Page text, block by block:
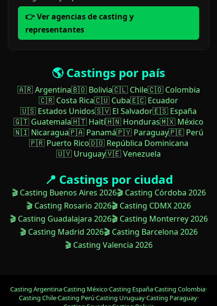
👉 Ver agencias de casting y
representantes
🌎 Castings por país
🇦🇷 Argentina🇧🇴 Bolivia🇨🇱 Chile🇨🇴 Colombia
🇨🇷 Costa Rica🇨🇺 Cuba🇪🇨 Ecuador
🇺🇸 Estados Unidos🇸🇻 El Salvador🇪🇸 España
🇬🇹 Guatemala🇭🇹 Haití🇭🇳 Honduras🇲🇽 México
🇳🇮 Nicaragua🇵🇦 Panamá🇵🇾 Paraguay🇵🇪 Perú
🇵🇷 Puerto Rico🇩🇴 República Dominicana
🇺🇾 Uruguay🇻🇪 Venezuela
📍 Castings por ciudad
🎬 Casting Buenos Aires 2026🎬 Casting Córdoba 2026
🎬 Casting Rosario 2026🎬 Casting CDMX 2026
🎬 Casting Guadalajara 2026🎬 Casting Monterrey 2026
🎬 Casting Madrid 2026🎬 Casting Barcelona 2026
🎬 Casting Valencia 2026
Casting Argentina·Casting México·Casting España·Casting Colombia·
Casting Chile·Casting Perú·Casting Uruguay·Casting Paraguay·